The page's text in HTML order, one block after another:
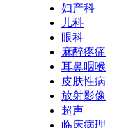
妇产科
儿科
眼科
麻醉疼痛
耳鼻咽喉
皮肤性病
放射影像
超声
临床病理